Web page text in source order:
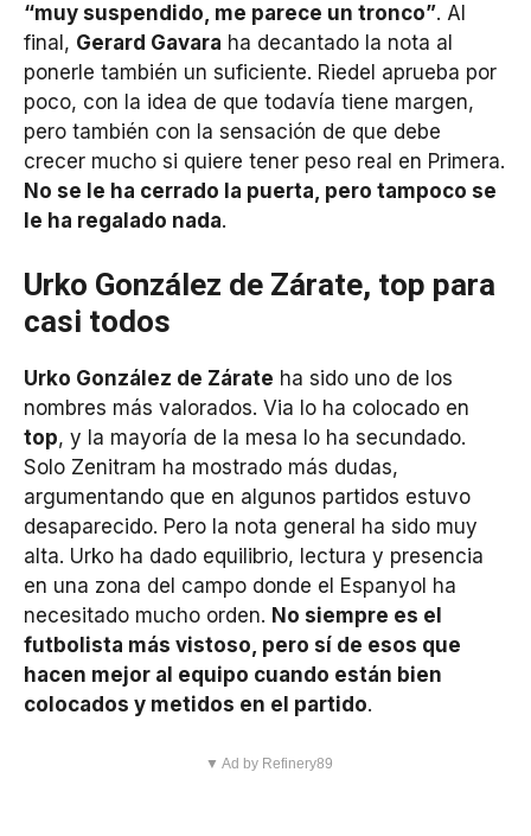
“muy suspendido, me parece un tronco”. Al
final, Gerard Gavara ha decantado la nota al
ponerle también un suficiente. Riedel aprueba por
poco, con la idea de que todavía tiene margen,
pero también con la sensación de que debe
crecer mucho si quiere tener peso real en Primera.
No se le ha cerrado la puerta, pero tampoco se
le ha regalado nada.
Urko González de Zárate, top para
casi todos
Urko González de Zárate ha sido uno de los
nombres más valorados. Via lo ha colocado en
top, y la mayoría de la mesa lo ha secundado.
Solo Zenitram ha mostrado más dudas,
argumentando que en algunos partidos estuvo
desaparecido. Pero la nota general ha sido muy
alta. Urko ha dado equilibrio, lectura y presencia
en una zona del campo donde el Espanyol ha
necesitado mucho orden. No siempre es el
futbolista más vistoso, pero sí de esos que
hacen mejor al equipo cuando están bien
colocados y metidos en el partido.
▼ Ad by Refinery89